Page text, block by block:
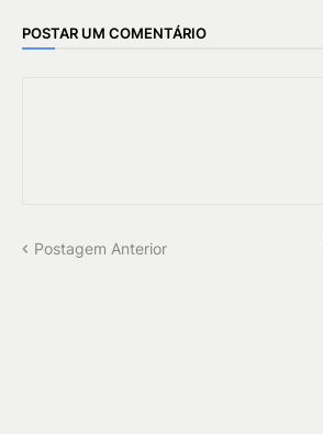
POSTAR UM COMENTÁRIO
Postagem Anterior